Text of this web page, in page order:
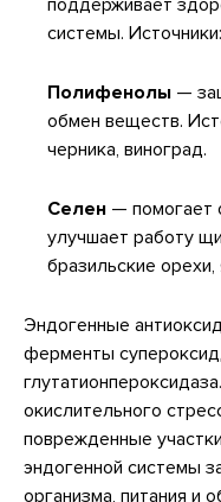
поддерживает
системы.
Полифенолы —
обмен веществ.
черника, виноград.
Селен — помогает
улучшает работу
бразильские
Эндогенные
ферменты
окислительного
поврежденные
эндогенной системы
организма, питания и